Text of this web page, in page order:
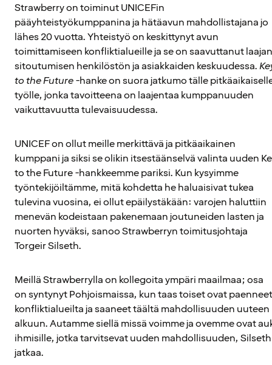
Strawberry on toiminut UNICEFin
pääyhteistyökumppanina ja hätäavun mahdollistajana jo
lähes 20 vuotta. Yhteistyö on keskittynyt avun
toimittamiseen konfliktialueille ja se on saavuttanut laajan
sitoutumisen henkilöstön ja asiakkaiden keskuudessa.
to the Future-hanke on suora jatkumo tälle
työlle, jonka tavoitteena on laajentaa kumppanuuden
vaikuttavuutta tulevaisuudessa.
UNICEF on ollut meille merkittävä ja pitkäaikainen
kumppani ja siksi se olikin itsestäänselvä valinta uuden
to the Future -hankkeemme pariksi. Kun kysyimme
työntekijöiltämme, mitä kohdetta he haluaisivat tukea
tulevina vuosina, ei ollut epäilystäkään: varojen haluttiin
menevän kodeistaan pakenemaan joutuneiden lasten ja
nuorten hyväksi, sanoo Strawberryn toimitusjohtaja
Torgeir Silseth.
Meillä Strawberrylla on kollegoita ympäri maailmaa; osa
on syntynyt Pohjoismaissa, kun taas toiset ovat paenneet
konfliktialueilta ja saaneet täältä mahdollisuuden uuteen
alkuun. Autamme siellä missä voimme ja ovemme ovat
ihmisille, jotka tarvitsevat uuden mahdollisuuden, Silseth
jatkaa.